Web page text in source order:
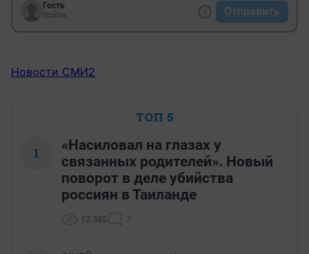
Гость
Войти
Отправить
Новости СМИ2
ТОП 5
1
«Насиловал на глазах у
связанных родителей». Новый
поворот в деле убийства
россиян в Таиланде
12 385 7